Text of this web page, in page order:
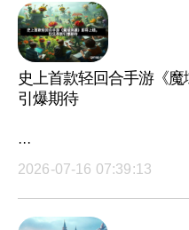
史上首款轻回合手游《
引爆期待
···
2026-07-16 07:39:13